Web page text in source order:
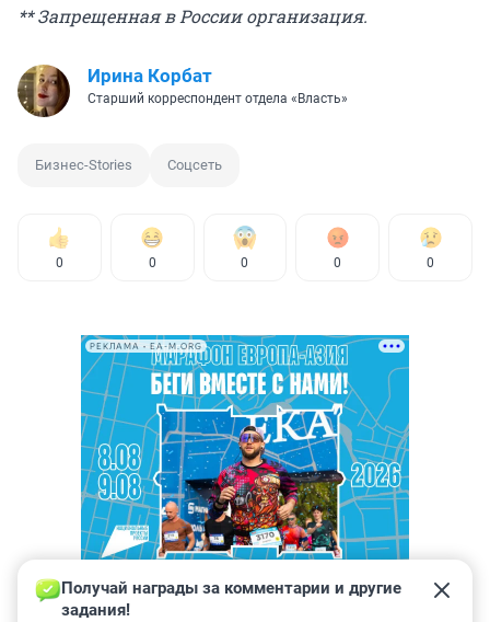
** Запрещенная в России организация.
Иpина Корбат
Старший корреспондент отдела «Власть»
Бизнес-Stories Соцсеть
0 0 0 0 0
РЕКЛАМА • EA-M.ORG
Получай награды за комментарии и другие
задания!